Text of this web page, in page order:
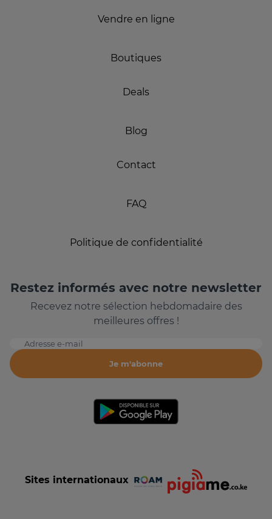
Vendre en ligne
Boutiques
Deals
Blog
Contact
FAQ
Politique de confidentialité
Restez informés avec notre newsletter
Recevez notre sélection hebdomadaire des
meilleures offres !
Adresse e-mail
Je m'abonne
Sites internationaux